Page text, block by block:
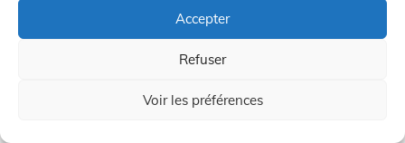
Accepter
Refuser
Voir les préférences
ainsi les problèmes d’inondation ou de sécheresse